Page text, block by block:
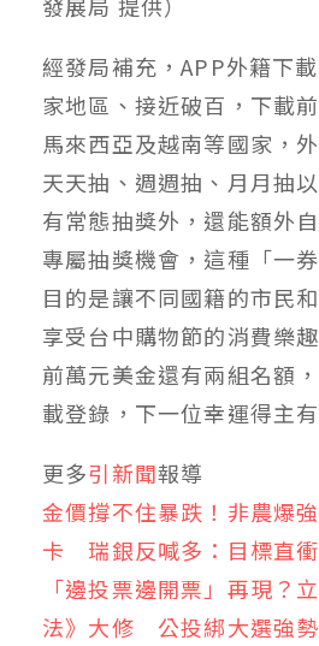
發展局 提供）
經發局補充，APP外籍下
家地區、接近破百，下載
馬來西亞及越南等國家，
天天抽、週週抽、月月抽
有常態抽獎外，還能額外
專屬抽獎機會，這種「一
目的是讓不同國籍的市民
享受台中購物節的消費樂
前萬元美金還有兩組名額
載登錄，下一位幸運得主
更多引新聞報導
金價撐不住暴跌！非農爆
卡 瑞銀反喊多：目標直
「邊投票邊開票」再現？
法》大修 公投綁大選強